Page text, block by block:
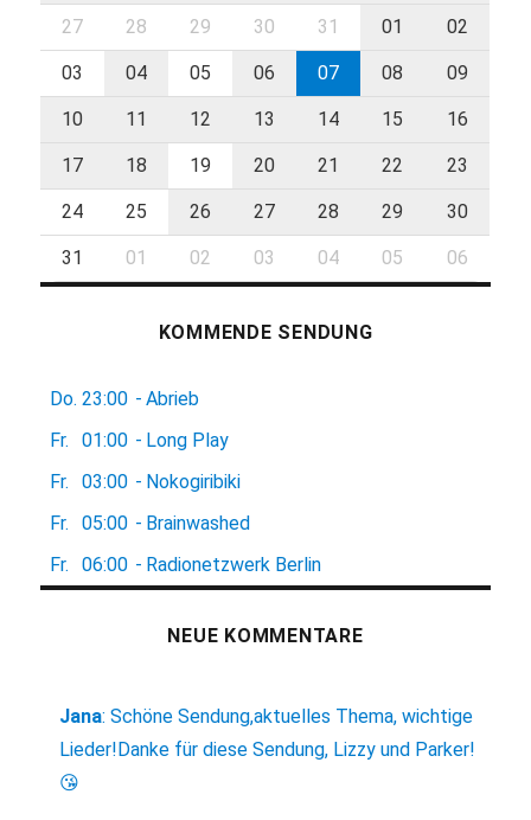
27 28 29 30 31 01 02
03 04 05 06 07 08 09
10 11 12 13 14 15 16
17 18 19 20 21 22 23
24 25 26 27 28 29 30
31 01 02 03 04 05 06
KOMMENDE SENDUNG
Do. 23:00 - Abrieb
Fr.
01:00 - Long Play
Fr.
03:00 - Nokogiribiki
Fr.
05:00 - Brainwashed
Fr.
06:00 - Radionetzwerk Berlin
NEUE KOMMENTARE
Jana:Schöne Sendung,aktuelles Thema, wichtige
Lieder!Danke für diese Sendung, Lizzy und Parker!
😘